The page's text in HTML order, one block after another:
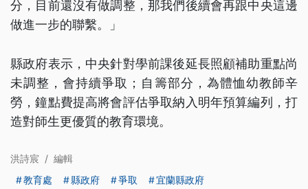
分，目前還沒有做調整，那我們後續會再跟中央這邊
做進一步的聯繫。」
縣政府表示，中央針對學前課後延長照顧補助重點尚
未調整，會持續爭取；自籌部分，為體恤幼教師辛
勞，鐘點費提高將會評估爭取納入明年預算編列，打
造對師生更優質的教育環境。
洪詩宸 / 編輯
教育處
縣政府 爭取
宜蘭縣政府